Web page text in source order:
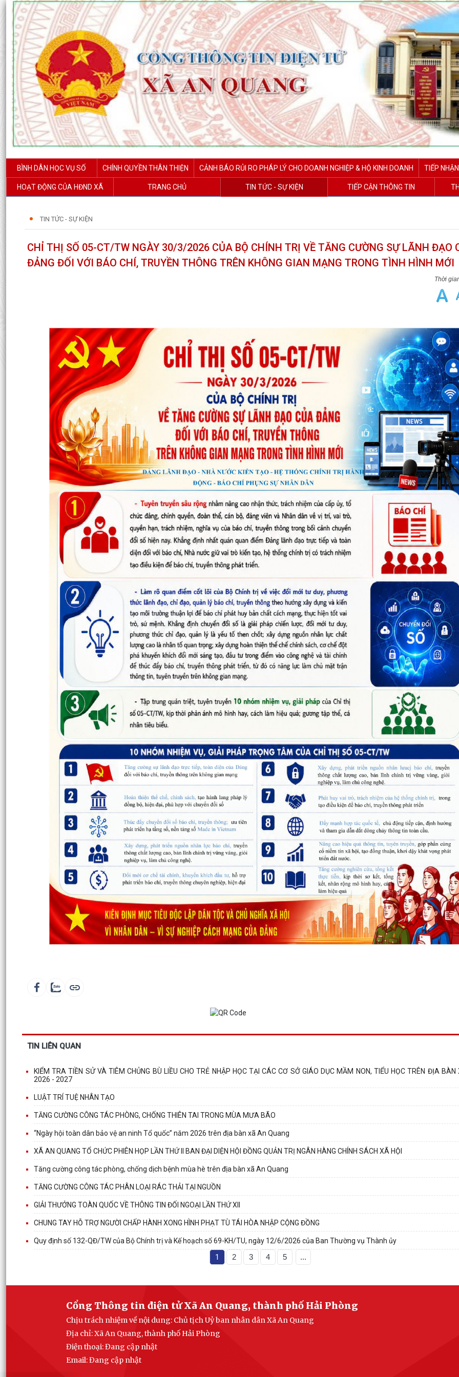
BÌNH DÂN HỌC VỤ SỐ CHÍNH QUYỀN THÂN THIỆN CẢNH BÁO RỦI RO PHÁP LÝ CHO DOANH NGHIỆP & HỘ KINH DOANH TIẾP
HOẠT ĐỘNG CỦA HĐND XÃ TRANG CHỦ TIN TỨC - SỰ KIỆN TIẾP CẬN THÔNG TIN
TIN TỨC - SỰ KIỆN
CHỈ THỊ SỐ 05-CT/TW NGÀY 30/3/2026 CỦA BỘ CHÍNH TRỊ VỀ TĂNG CƯỜNG SỰ LÃNH ĐẠO
ĐẢNG ĐỐI VỚI BÁO CHÍ, TRUYỀN THÔNG TRÊN KHÔNG GIAN MẠNG TRONG TÌNH HÌNH MỚI
TIN LIÊN QUAN
KIỂM TRA TIỀN SỬ VÀ TIÊM CHỦNG BÙ LIỀU CHO TRẺ NHẬP HỌC TẠI CÁC CƠ SỞ GIÁO DỤC MẦM NON, TIỂU HỌC TRÊN ĐỊA BÀN
2026 - 2027
LUẬT TRÍ TUỆ NHÂN TẠO
TĂNG CƯỜNG CÔNG TÁC PHÒNG, CHỐNG THIÊN TAI TRONG MÙA MƯA BÃO
“Ngày hội toàn dân bảo vệ an ninh Tổ quốc” năm 2026 trên địa bàn xã An Quang
XÃ AN QUANG TỔ CHỨC PHIÊN HỌP LẦN THỨ II BAN ĐẠI DIỆN HỘI ĐỒNG QUẢN TRỊ NGÂN HÀNG CHÍNH SÁCH XÃ HỘI
Tăng cường công tác phòng, chống dịch bệnh mùa hè trên địa bàn xã An Quang
TĂNG CƯỜNG CÔNG TÁC PHÂN LOẠI RÁC THẢI TẠI NGUỒN
GIẢI THƯỞNG TOÀN QUỐC VỀ THÔNG TIN ĐỐI NGOẠI LẦN THỨ XII
CHUNG TAY HỖ TRỢ NGƯỜI CHẤP HÀNH XONG HÌNH PHẠT TÙ TÁI HÒA NHẬP CỘNG ĐỒNG
Quy định số 132-QĐ/TW của Bộ Chính trị và Kế hoạch số 69-KH/TU, ngày 12/6/2026 của Ban Thường vụ Thành ủy
1 2 3 4 5 ...
Cổng Thông tin điện tử Xã An Quang, thành phố Hải Phòng
Chịu trách nhiệm về nội dung: Chủ tịch Uỷ ban nhân dân Xã An Quang
Địa chỉ: Xã An Quang, thành phố Hải Phòng
Điện thoại: Đang cập nhật
Email:Đang cập nhật